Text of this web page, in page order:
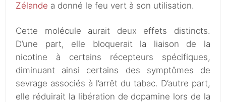
Zélande a donné le feu vert à son utilisation.
Cette molécule aurait deux effets distincts.
D’une part, elle bloquerait la liaison de la
nicotine à certains récepteurs spécifiques,
diminuant ainsi certains des symptômes de
sevrage associés à l’arrêt du tabac. D’autre part,
elle réduirait la libération de dopamine lors de la